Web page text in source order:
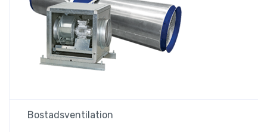
Bostadsventilation